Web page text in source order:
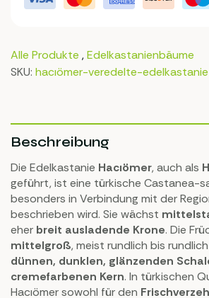
Alle Produkte ,Edelkastanienbäume
SKU: hacıömer-veredelte-edelkastanie
Beschreibung
Die Edelkastanie Hacıömer, auch als
geführt, ist eine türkische Castanea-
besonders in Verbindung mit der
beschrieben wird. Sie wächst
eher breit ausladende Krone. Die
mittelgroß, meist rundlich bis
dünnen, dunklen, glänzenden
cremefarbenen Kern. In türkischen
Hacıömer sowohl für den